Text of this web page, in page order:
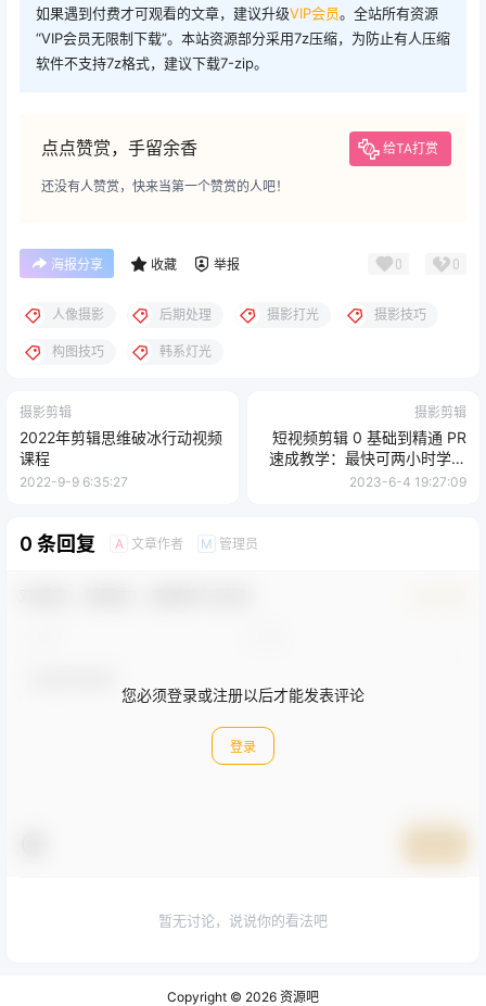
如果遇到付费才可观看的文章，建议升级VIP会员。全站所有资源
“VIP会员无限制下载”。本站资源部分采用7z压缩，为防止有人压缩
软件不支持7z格式，建议下载7-zip。
点点赞赏，手留余香 给TA打赏
还没有人赞赏，快来当第一个赞赏的人吧！
海报分享 收藏 举报 0 0
人像摄影 后期处理 摄影打光 摄影技巧
构图技巧 韩系灯光
摄影剪辑
2022年剪辑思维破冰行动视频
课程
2022-9-9 6:35:27
摄影剪辑
短视频剪辑 0 基础到精通 PR
速成教学：最快可两小时学会
「 8 节视频课程」
2023-6-4 19:27:09
0 条回复 A 文章作者 M 管理员
您必须登录或注册以后才能发表评论
登录
暂无讨论，说说你的看法吧
Copyright © 2026 资源吧